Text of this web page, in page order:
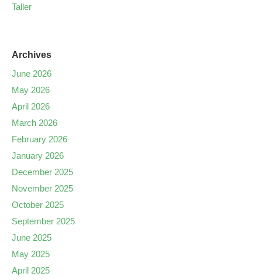
Taller
Archives
June 2026
May 2026
April 2026
March 2026
February 2026
January 2026
December 2025
November 2025
October 2025
September 2025
June 2025
May 2025
April 2025